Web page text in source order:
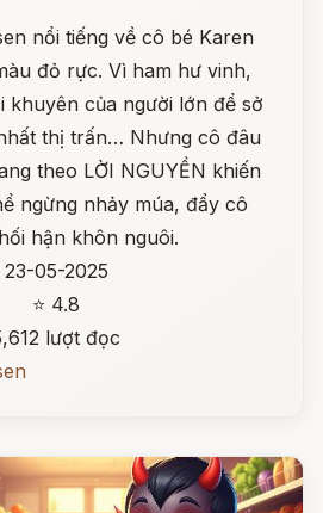
nổi tiếng về cô bé Karen
đỏ rực. Vì ham hư vinh,
khuyên của người lớn để sở
thị trấn… Nhưng cô đâu
theo LỜI NGUYỀN khiến
ngừng nhảy múa, đẩy cô
hận khôn nguôi.
23-05-2025
⭐ 4.8
lượt đọc